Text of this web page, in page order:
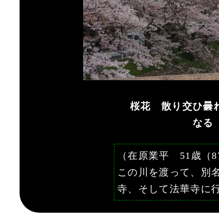
桜花 散り交ひ曇
なる
（在原業平 51歳（
この川を渡って、別
寺、そして法華寺に